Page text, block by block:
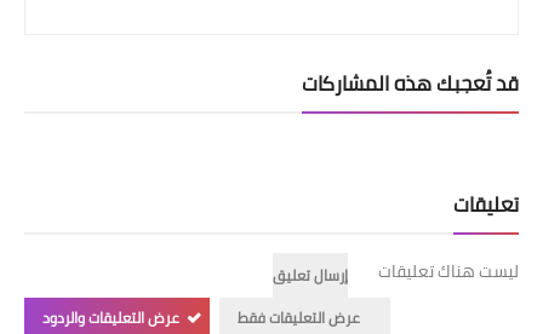
قد تُعجبك هذه المشاركات
تعليقات
ليست هناك تعليقات
إرسال تعليق
عرض التعليقات فقط
عرض التعليقات والردود